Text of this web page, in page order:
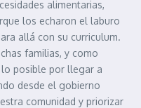
alimentarias,
los echaron el laburo
allá con su curriculum.
familias, y como
posible por llegar a
desde el gobierno
comunidad y priorizar